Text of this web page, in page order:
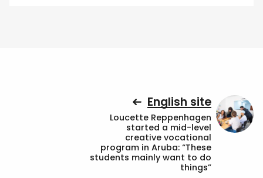
English site
Loucette Reppenhagen
started a mid-level
creative vocational
program in Aruba: “These
students mainly want to do
things”